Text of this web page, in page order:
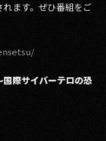
ます。ぜひ番組をご
際サイバーテロの恐